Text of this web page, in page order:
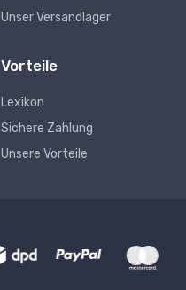
Unser Versandlager
Vorteile
Lexikon
Sichere Zahlung
Unsere Vorteile